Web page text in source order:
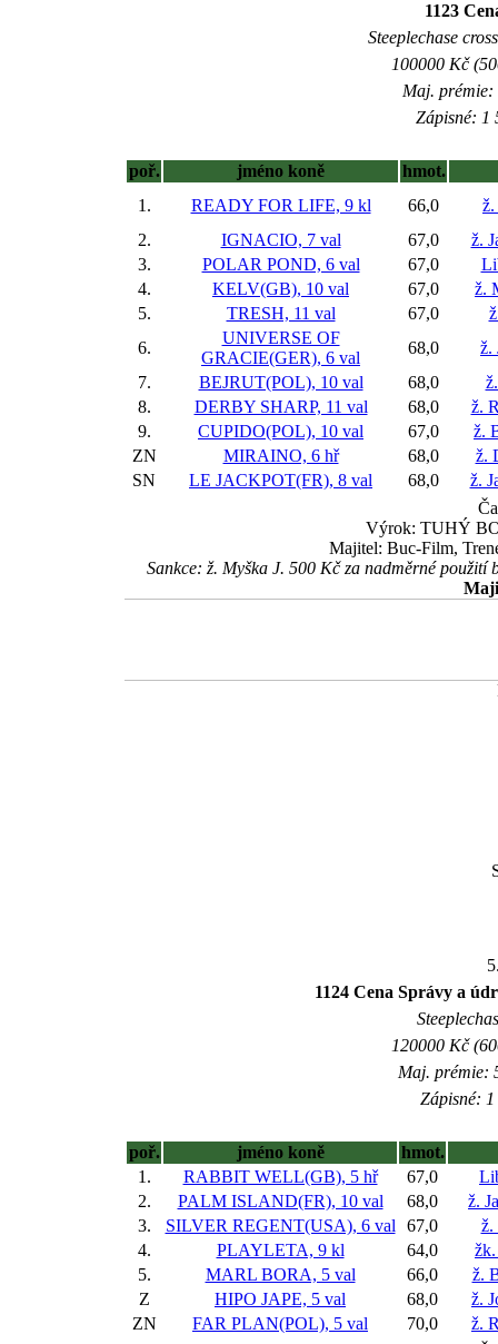
1123
Steeplechase
100000 Kč
Maj. prémie:
Zápisné: 1
poř. jméno koně
hmot.
1.
READY FOR LIFE, 9 kl 66,0
ž.
2.
IGNACIO, 7 val 67,0
ž.
3.
POLAR POND, 6 val 67,0
4.
KELV(GB), 10 val 67,0
ž.
5.
TRESH, 11 val 67,0
6.
UNIVERSE OF
GRACIE(GER), 6 val
68,0
ž.
7.
BEJRUT(POL), 10 val 68,0
8.
DERBY SHARP, 11 val 68,0
ž.
9.
CUPIDO(POL), 10 val 67,0
ž.
ZN
MIRAINO, 6 hř 68,0
ž.
SN
LE JACKPOT(FR), 8 val 68,0
ž.
Výrok: TUHÝ
Majitel: Buc-Film,
Sankce: ž. Myška J. 500 Kč za nadměrné
1124 Cena Správy a
120000 Kč
Maj. prémie:
Zápisné:
poř. jméno koně
hmot.
1.
RABBIT WELL(GB), 5 hř 67,0
2.
PALM ISLAND(FR), 10 val 68,0
ž.
3.
SILVER REGENT(USA), 6 val 67,0
ž.
4.
PLAYLETA, 9 kl 64,0
5.
MARL BORA, 5 val 66,0
ž.
Z
HIPO JAPE, 5 val 68,0
ž.
ZN
FAR PLAN(POL), 5 val 70,0
ž.